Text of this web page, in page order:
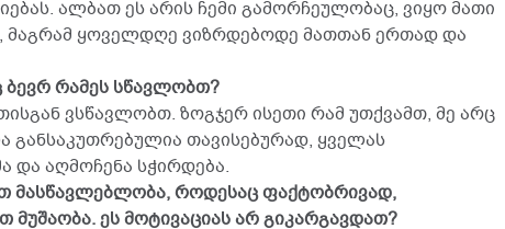
ალბათ ეს არის ჩემი გამორჩეულობაც, ვიყო მათი
ყოველდღე ვიზრდებოდე მათთან ერთად და
ბევრ რამეს სწავლობთ?
ვსწავლობთ. ზოგჯერ ისეთი რამ უთქვამთ, მე არც
თავისებურად, ყველას
და აღმოჩენა სჭირდება.
მასწავლებლობა, როდესაც ფაქტობრივად,
მუშაობა. ეს მოტივაციას არ გიკარგავდათ?